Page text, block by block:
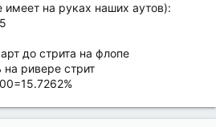
имеет на руках наших аутов):
до стрита на флопе
на ривере стрит